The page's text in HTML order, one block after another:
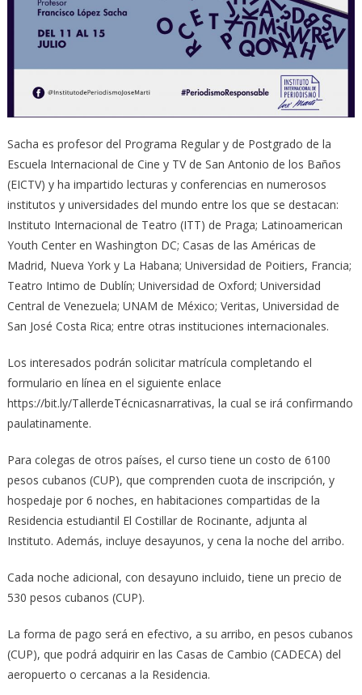
Sacha es profesor del Programa Regular y de Postgrado de la
Escuela Internacional de Cine y TV de San Antonio de los Baños
(EICTV) y ha impartido lecturas y conferencias en numerosos
institutos y universidades del mundo entre los que se destacan:
Instituto Internacional de Teatro (ITT) de Praga; Latinoamerican
Youth Center en Washington DC; Casas de las Américas de
Madrid, Nueva York y La Habana; Universidad de Poitiers, Francia;
Teatro Intimo de Dublín; Universidad de Oxford; Universidad
Central de Venezuela; UNAM de México; Veritas, Universidad de
San José Costa Rica; entre otras instituciones internacionales.
Los interesados podrán solicitar matrícula completando el
formulario en línea en el siguiente enlace
https://bit.ly/TallerdeTécnicasnarrativas, la cual se irá confirmando
paulatinamente.
Para colegas de otros países, el curso tiene un costo de 6100
pesos cubanos (CUP), que comprenden cuota de inscripción, y
hospedaje por 6 noches, en habitaciones compartidas de la
Residencia estudiantil El Costillar de Rocinante, adjunta al
Instituto. Además, incluye desayunos, y cena la noche del arribo.
Cada noche adicional, con desayuno incluido, tiene un precio de
530 pesos cubanos (CUP).
La forma de pago será en efectivo, a su arribo, en pesos cubanos
(CUP), que podrá adquirir en las Casas de Cambio (CADECA) del
aeropuerto o cercanas a la Residencia.